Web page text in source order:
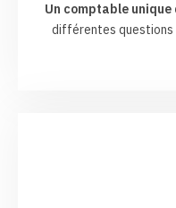
Un comptable unique
différentes questions